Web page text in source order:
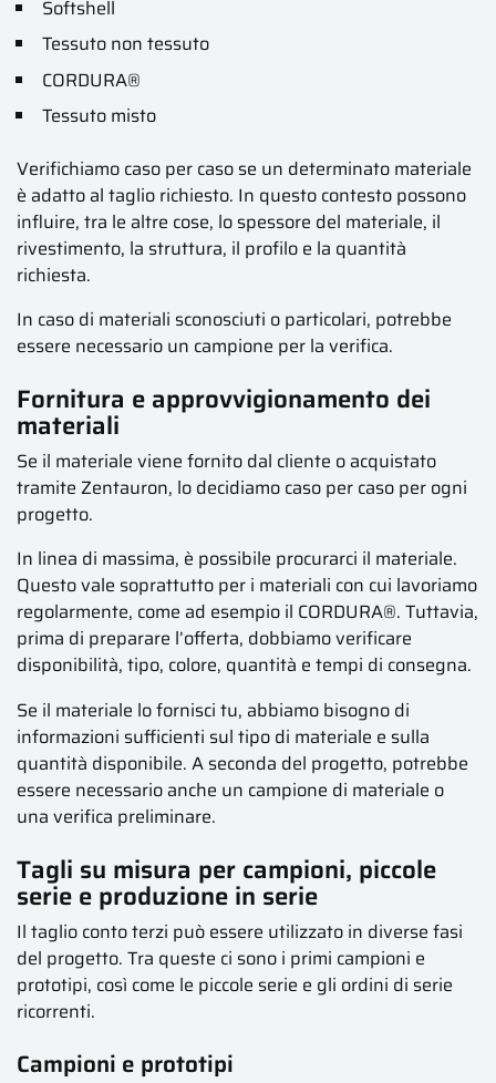
Softshell
Tessuto non tessuto
CORDURA®
Tessuto misto
Verifichiamo caso per caso se un determinato materiale
è adatto al taglio richiesto. In questo contesto possono
influire, tra le altre cose, lo spessore del materiale, il
rivestimento, la struttura, il profilo e la quantità
richiesta.
In caso di materiali sconosciuti o particolari, potrebbe
essere necessario un campione per la verifica.
Fornitura e approvvigionamento dei
materiali
Se il materiale viene fornito dal cliente o acquistato
tramite Zentauron, lo decidiamo caso per caso per ogni
progetto.
In linea di massima, è possibile procurarci il materiale.
Questo vale soprattutto per i materiali con cui lavoriamo
regolarmente, come ad esempio il CORDURA®. Tuttavia,
prima di preparare l’offerta, dobbiamo verificare
disponibilità, tipo, colore, quantità e tempi di consegna.
Se il materiale lo fornisci tu, abbiamo bisogno di
informazioni sufficienti sul tipo di materiale e sulla
quantità disponibile. A seconda del progetto, potrebbe
essere necessario anche un campione di materiale o
una verifica preliminare.
Tagli su misura per campioni, piccole
serie e produzione in serie
Il taglio conto terzi può essere utilizzato in diverse fasi
del progetto. Tra queste ci sono i primi campioni e
prototipi, così come le piccole serie e gli ordini di serie
ricorrenti.
Campioni e prototipi